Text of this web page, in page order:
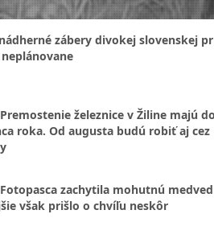
zábery divokej slovenskej
Premostenie železnice v Žiline majú
roka. Od augusta budú robiť aj cez
Fotopasca zachytila mohutnú
však prišlo o chvíľu neskôr